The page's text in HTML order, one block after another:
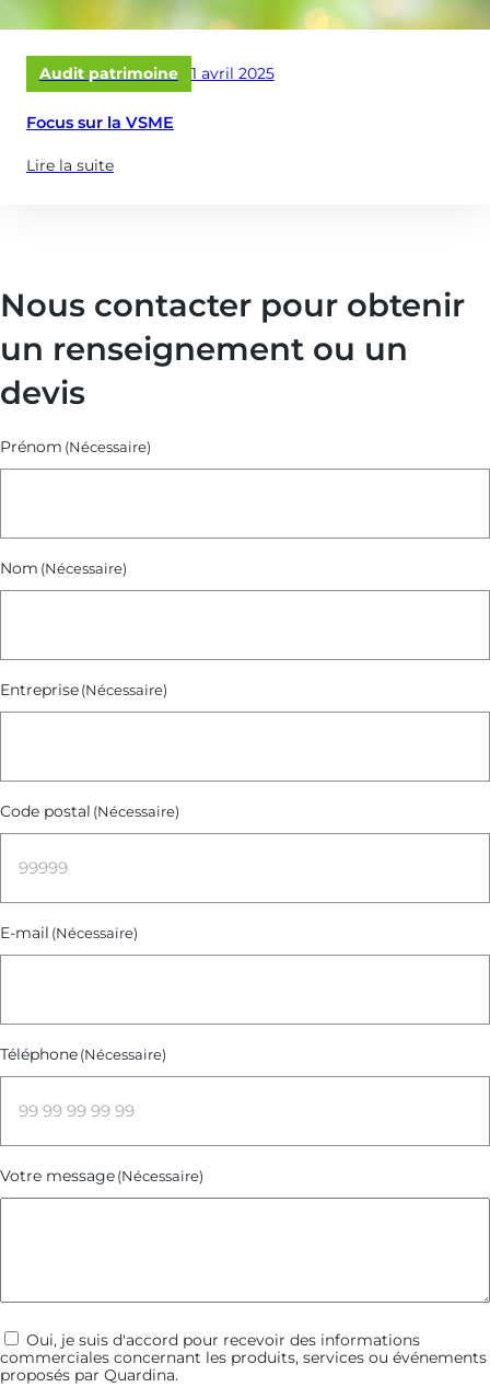
Audit patrimoine
Publié
le
1 avril 2025
Focus sur la VSME
Lire la suite
(à
sur
VSME)
Nous contacter pour obtenir
un renseignement ou un
devis
Prénom (Nécessaire)
Nom (Nécessaire)
Entreprise(Nécessaire)
Code postal (Nécessaire)
E-mail (Nécessaire)
Téléphone(Nécessaire)
Votre message(Nécessaire)
Communications
commerciales
Oui, je suis d'accord pour recevoir des informations
commerciales concernant les produits, services ou événements
proposés par Quardina.